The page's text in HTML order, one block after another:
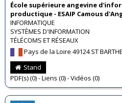
École supérieure angevine
productique - ESAIP Camous
INFORMATIQUE
SYSTÈMES D'INFORMATION
TÉLÉCOMS ET RÉSEAUX
Pays de la Loire 49124 ST
Stand
PDF(s) (0) - Liens (0) - Vidéos (0)